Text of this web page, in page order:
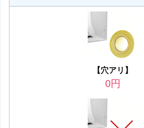
【穴アリ】
0円